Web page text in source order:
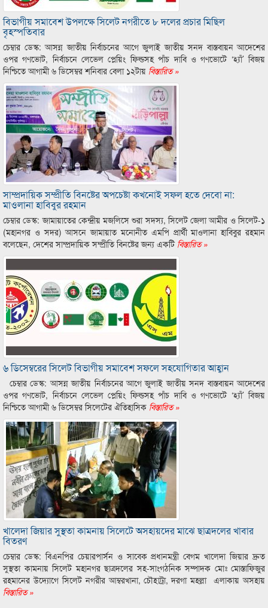
বিভাগীয় সমাবেশ উপলক্ষে সিলেট নগরীতে ৮ দলের প্রচার মিছিল
বৃহস্পতিবার
চেম্বার ডেস্ক: আসন্ন জাতীয় নির্বাচনের আগে জুলাই জাতীয় সনদ বাস্তবায়ন আদেশের
ওপর গণভোট, নির্বাচনে লেভেল প্লেয়িং ফিল্ডসহ পাঁচ দাবি ও গণভোটে ‘হ্যাঁ’ বিজয়
নিশ্চিতে আগামী ৬ ডিসেম্বর শনিবার বেলা ১২টায় বিস্তারিত »
সাম্প্রদায়িক সম্প্রীতি বিনষ্টের অপচেষ্টা কখনোই সফল হতে দেবো না:
মাওলানা হাবিবুর রহমান
চেম্বার ডেস্ক: জামায়াতের কেন্দ্রীয় মজলিসে শুরা সদস্য, সিলেট জেলা আমীর ও সিলেট-১
(মহানগর ও সদর) আসনে জামায়াত মনোনীত এমপি প্রার্থী মাওলানা হাবিবুর রহমান
বলেছেন, দেশের সাম্প্রদায়িক সম্প্রীতি বিনষ্টের জন্য একটিবিস্তারিত »
৬ ডিসেম্বরের সিলেট বিভাগীয় সমাবেশ সফলে সহযোগিতার আহ্বান
চেম্বার ডেস্ক: আসন্ন জাতীয় নির্বাচনের আগে জুলাই জাতীয় সনদ বাস্তবায়ন আদেশের
ওপর গণভোট, নির্বাচনে লেভেল প্লেয়িং ফিল্ডসহ পাঁচ দাবি ও গণভোটে ‘হ্যাঁ’ বিজয়
নিশ্চিতে আগামী ৬ ডিসেম্বর সিলেটের ঐতিহাসিক বিস্তারিত »
খালেদা জিয়ার সুস্থতা কামনায় সিলেটে অসহায়দের মাঝে ছাত্রদলের খাবার
বিতরণ
চেম্বার ডেস্ক: বিএনপির চেয়ারপার্সন ও সাবেক প্রধানমন্ত্রী বেগম খালেদা জিয়ার দ্রুত
সুস্থতা কামনায় সিলেট মহানগর ছাত্রদলের সহ-সাংগঠনিক সম্পাদক মোঃ মোস্তাফিজুর
রহমানের উদ্যোগে সিলেট নগরীর আম্বরখানা, চৌহাট্রা, দরগা মহল্লা এলাকায় অসহায়
বিস্তারিত »